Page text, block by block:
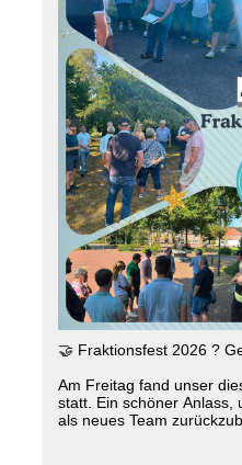
Ein herzliches
Betreuer, die den Tag
haben 🙌
Wir freuen uns schon
☀️
#Sonsbeck#CDU#
🤝 Fraktionsfest 2026 ?
Am Freitag fand unser
statt. Ein schöner Anlass,
als neues Team